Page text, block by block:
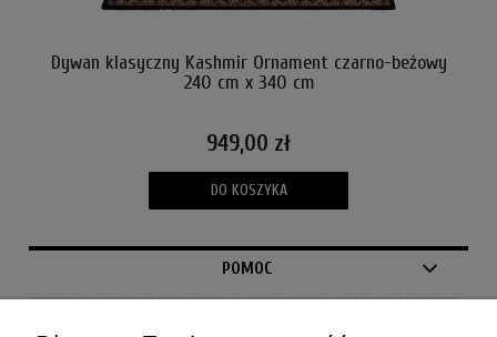
Dywan klasyczny Kashmir Ornament czarno-beżowy
240 cm x 340 cm
949,00 zł
DO KOSZYKA
POMOC